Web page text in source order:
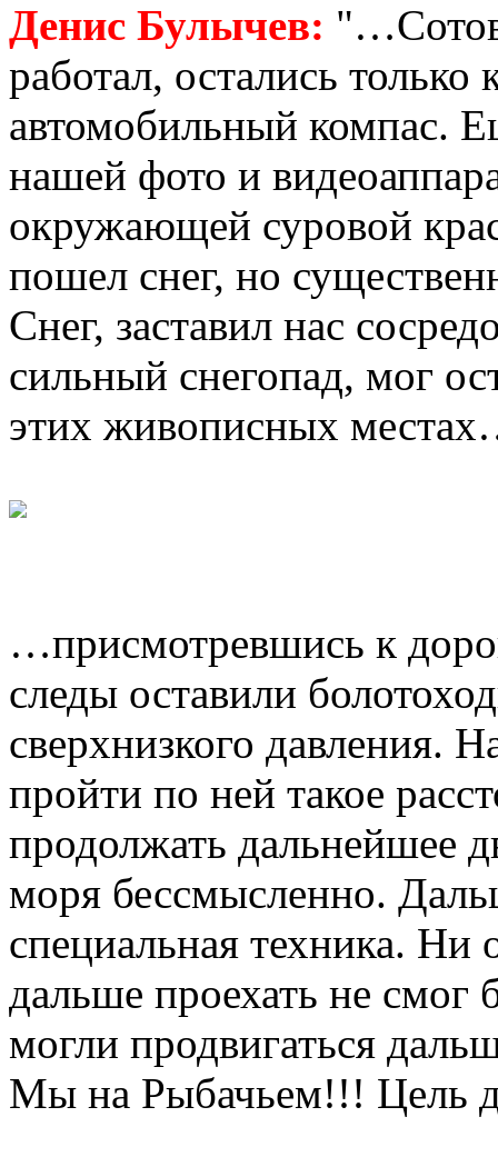
Денис Булычев:
работал, остались только
автомобильный компас.
нашей фото и
окружающей суровой
пошел снег, но
Снег, заставил нас
сильный снегопад, мог
этих живописных
…присмотревшись к
следы оставили
сверхнизкого давления.
пройти по ней такое
продолжать дальнейшее
моря бессмысленно.
специальная техника.
дальше проехать не
могли продвигаться
Мы на Рыбачьем!!! Цель